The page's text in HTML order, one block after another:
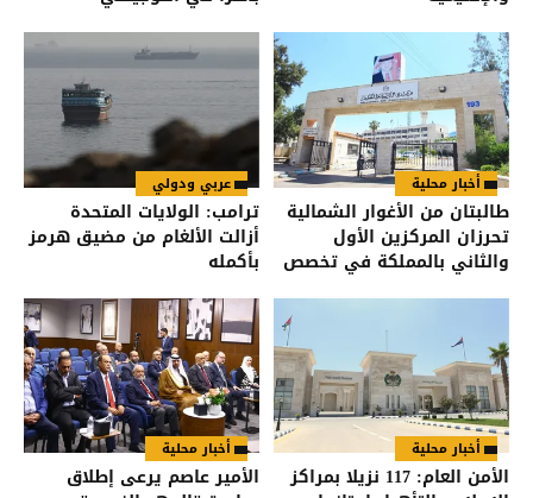
أخبار محلية
طالبتان من الأغوار الشمالية
تحرزان المركزين الأول
والثاني بالمملكة في تخصص
عربي ودولي
ترامب: الولايات المتحدة
أزالت الألغام من مضيق هرمز
بأكمله
أخبار محلية
الأمن العام: 117 نزيلا بمراكز
أخبار محلية
الأمير عاصم يرعى إطلاق